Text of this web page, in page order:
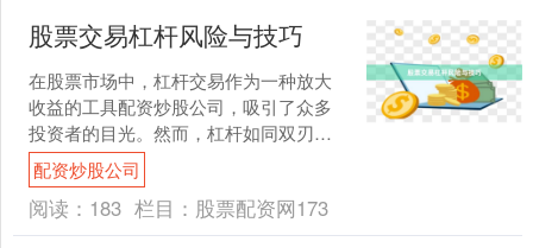
股票交易杠杆风险与技巧
在股票市场中，杠杆交易作为一种放大
收益的工具配资炒股公司，吸引了众多
投资者的目光。然而，杠杆如同双刃
剑，既能带来丰厚回报，也可能导致巨
额亏损。本文将深入探讨股票....
配资炒股公司
阅读： 183 栏目： 股票配资网173